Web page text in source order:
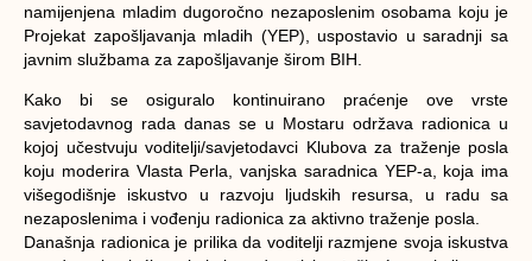
namijenjena mladim dugoročno nezaposlenim osobama koju je
Projekat zapošljavanja mladih (YEP), uspostavio u saradnji sa
javnim službama za zapošljavanje širom BIH.
Kako bi se osiguralo kontinuirano praćenje ove vrste
savjetodavnog rada danas se u Mostaru održava radionica u
kojoj učestvuju voditelji/savjetodavci Klubova za traženje posla
koju moderira Vlasta Perla, vanjska saradnica YEP-a, koja ima
višegodišnje iskustvo u razvoju ljudskih resursa, u radu sa
nezaposlenima i vođenju radionica za aktivno traženje posla.
Današnja radionica je prilika da voditelji razmjene svoja iskustva